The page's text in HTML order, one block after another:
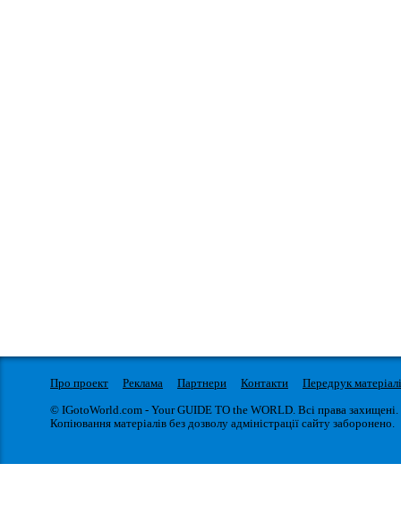
Про проект Реклама Партнери Контакти
Передрук
© IGotoWorld.com - Your GUIDE TO the WORLD. Всі права захищені.
Копіювання матеріалів без дозволу адміністрації сайту заборонено.